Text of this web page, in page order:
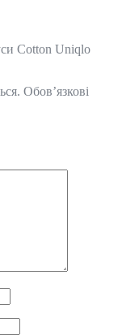
Cotton Uniqlo
Обов’язкові